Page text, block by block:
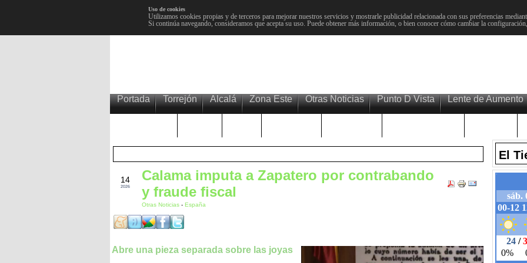
Uso de cookies
Utilizamos cookies propias y de terceros para mejorar nuestros servicios y mostrarle publicidad relacionada con sus preferencias
Si continúa navegando, consideramos que acepta su uso. Puede obtener más información, o bien conocer cómo cambiar la
Portada Torrejón Alcalá Zona Este Otras Noticias Punto D Vista Lente de Aumento
14
2026
Calama imputa a Zapatero por contrabando
y fraude fiscal
Otras Noticias - España
Abre una pieza separada sobre las joyas
El